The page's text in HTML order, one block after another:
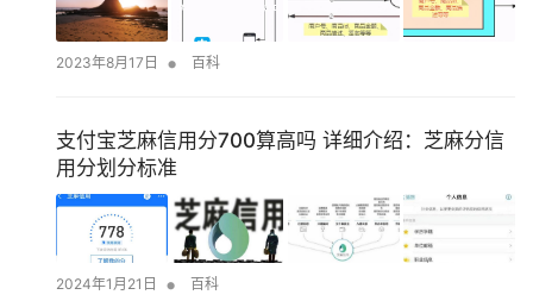
2023年8月17日 • 百科
支付宝芝麻信用分700算高吗 详细介绍：芝麻分信
用分划分标准
2024年1月21日 • 百科